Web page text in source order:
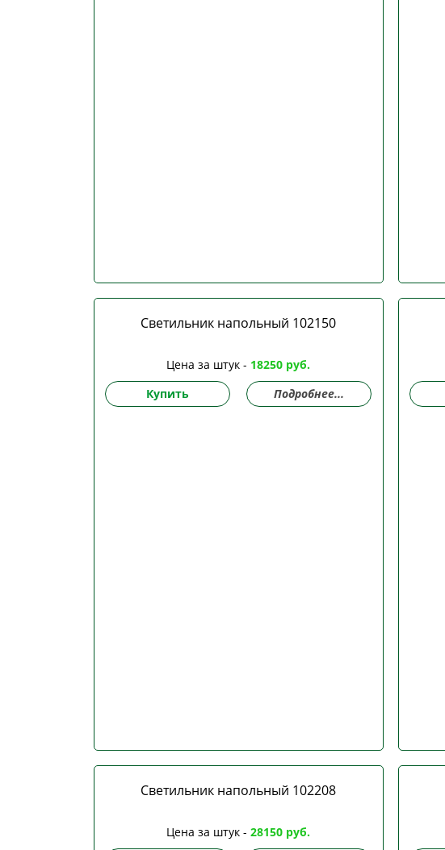
Светильник напольный 102150
Цена за штук - 18250 руб.
Купить
Подробнее...
Светильник напольный 102208
Цена за штук -28150 руб.